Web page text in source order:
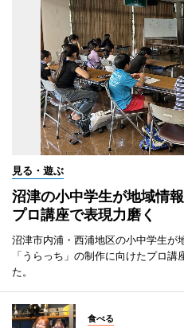
見る・遊ぶ
沼津の小中学生が地域情
プロ講座で表現力磨く
沼津市内浦・西浦地区の小中学生が
「うらっち」の制作に向けたプロ
た。
食べる